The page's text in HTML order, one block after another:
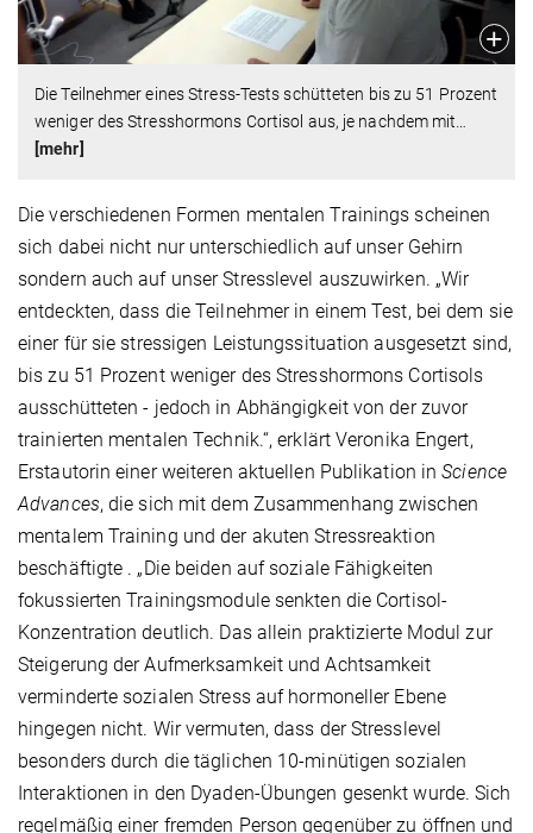
Die Teilnehmer eines Stress-Tests schütteten bis zu 51 Prozent
weniger des Stresshormons Cortisol aus, je nachdem mit
[mehr]
Die verschiedenen Formen mentalen Trainings scheinen
sich dabei nicht nur unterschiedlich auf unser Gehirn
sondern auch auf unser Stresslevel auszuwirken. „Wir
entdeckten, dass die Teilnehmer in einem Test, bei dem sie
einer für sie stressigen Leistungssituation ausgesetzt sind,
bis zu 51 Prozent weniger des Stresshormons Cortisols
ausschütteten - jedoch in Abhängigkeit von der zuvor
trainierten mentalen Technik.“, erklärt Veronika Engert,
Erstautorin einer weiteren aktuellen Publikation inScience
Advances, die sich mit dem Zusammenhang zwischen
mentalem Training und der akuten Stressreaktion
beschäftigte . „Die beiden auf soziale Fähigkeiten
fokussierten Trainingsmodule senkten die Cortisol-
Konzentration deutlich. Das allein praktizierte Modul zur
Steigerung der Aufmerksamkeit und Achtsamkeit
verminderte sozialen Stress auf hormoneller Ebene
hingegen nicht. Wir vermuten, dass der Stresslevel
besonders durch die täglichen 10-minütigen sozialen
Interaktionen in den Dyaden-Übungen gesenkt wurde. Sich
regelmäßig einer fremden Person gegenüber zu öffnen und